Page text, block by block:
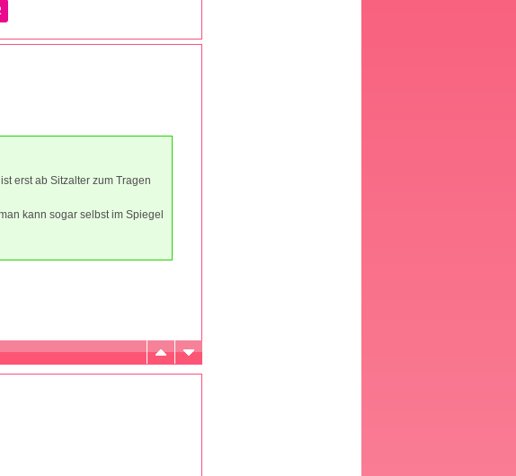
erst ab Sitzalter zum Tragen
kann sogar selbst im Spiegel